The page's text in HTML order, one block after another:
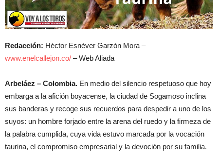
Redacción: Héctor Esnéver Garzón Mora –
www.enelcallejon.co/ – Web Aliada
Arbeláez – Colombia. En medio del silencio respetuoso que hoy
embarga a la afición boyacense, la ciudad de Sogamoso inclina
sus banderas y recoge sus recuerdos para despedir a uno de los
suyos: un hombre forjado entre la arena del ruedo y la firmeza de
la palabra cumplida, cuya vida estuvo marcada por la vocación
taurina, el compromiso empresarial y la devoción por su familia.